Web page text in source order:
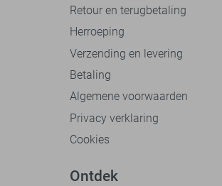
Retour en terugbetaling
Herroeping
Verzending en levering
Betaling
Algemene voorwaarden
Privacy verklaring
Cookies
Ontdek